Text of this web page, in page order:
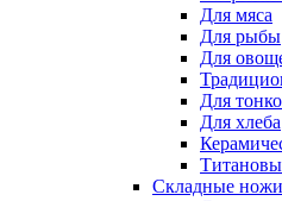
Для мяса
Для рыбы
Для
Для
Для хлеба
Складные ножи